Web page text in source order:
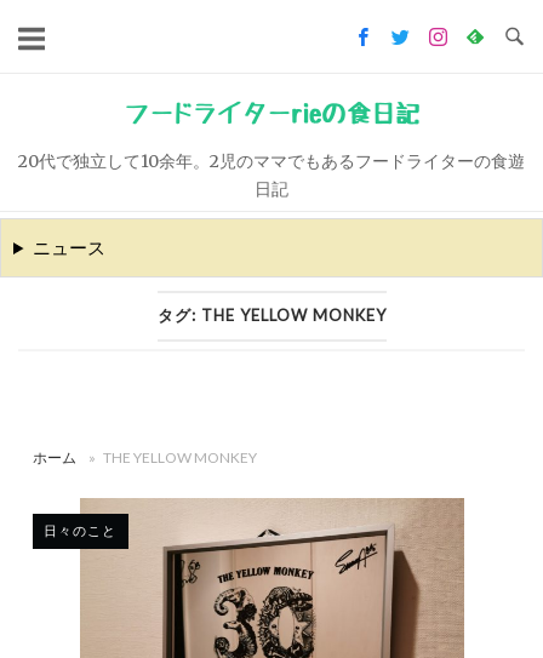
キ
ッ
フードライターrieの食日記
20代で独立して10余年。2児のママでもあるフードライターの食遊
日記
ニュース
タグ: THE YELLOW MONKEY
ホーム » THE YELLOW MONKEY
日々のこと